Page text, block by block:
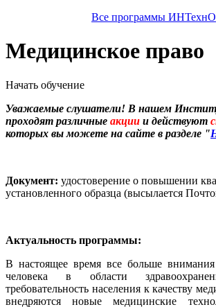
Все программы ИНТехнО
Медицинское право
Начать обучение
Уважаемые слушатели! В нашем
проходят различные акции и действуют
которых вы можете на сайте в разделе "
Документ: удостоверение о повышении
установленного образца (высылается
Актуальность программы:
В настоящее время все больше внимания
человека в области
требовательность населения к качеству
внедряются новые медицинские